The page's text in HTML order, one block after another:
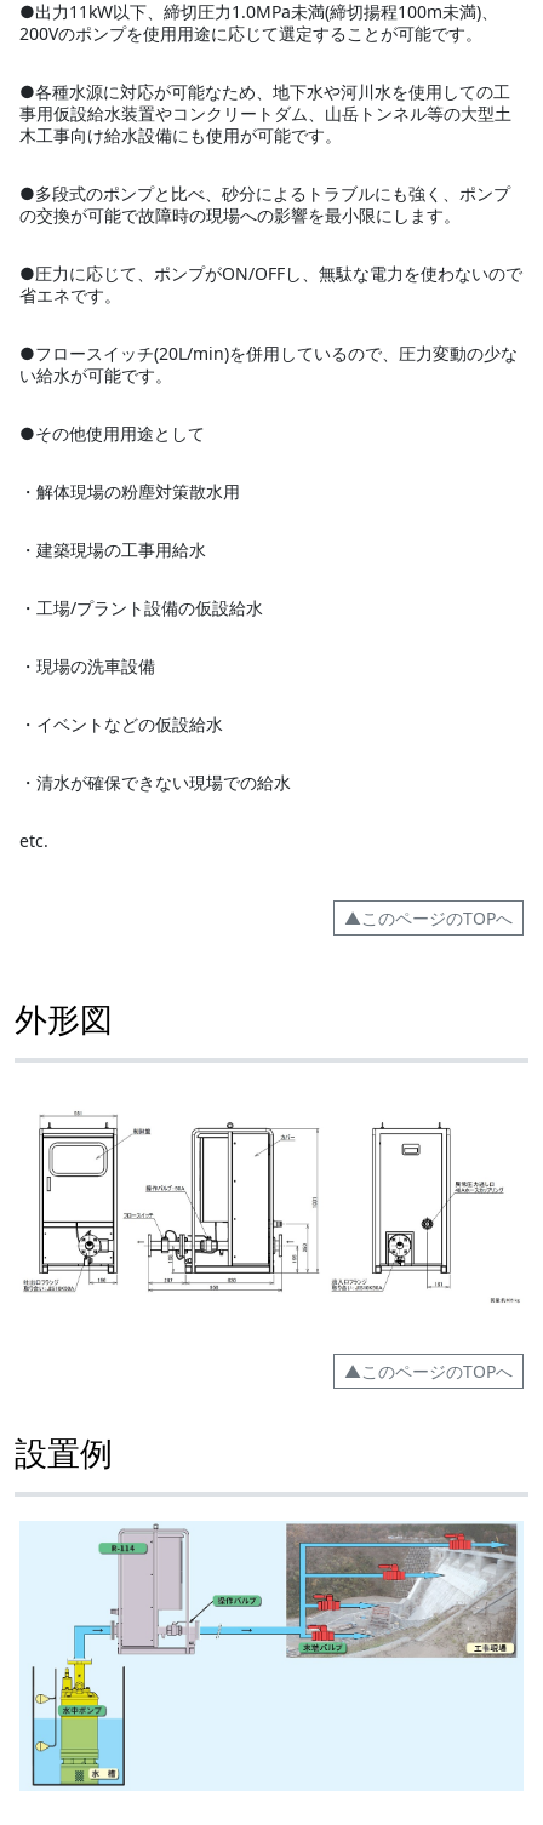
●出力11kW以下、締切圧力1.0MPa未満(締切揚程100m未満)、
200Vのポンプを使用用途に応じて選定することが可能です。
●各種水源に対応が可能なため、地下水や河川水を使用しての工
事用仮設給水装置やコンクリートダム、山岳トンネル等の大型土
木工事向け給水設備にも使用が可能です。
●多段式のポンプと比べ、砂分によるトラブルにも強く、ポンプ
の交換が可能で故障時の現場への影響を最小限にします。
●圧力に応じて、ポンプがON/OFFし、無駄な電力を使わないので
省エネです。
●フロースイッチ(20L/min)を併用しているので、圧力変動の少な
い給水が可能です。
●その他使用用途として
・解体現場の粉塵対策散水用
・建築現場の工事用給水
・工場/プラント設備の仮設給水
・現場の洗車設備
・イベントなどの仮設給水
・清水が確保できない現場での給水
etc.
▲このページのTOPへ
外形図
▲このページのTOPへ
設置例